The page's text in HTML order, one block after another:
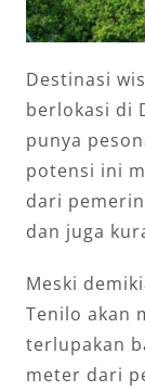
Destinasi
berlokasi di
punya
potensi ini
dari
dan juga
Meski
Tenilo akan
terlupakan
meter dari